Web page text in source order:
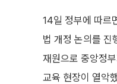
14일 정부에 따르
법 개정 논의를
재원으로 중앙정
교육 현장이 열악